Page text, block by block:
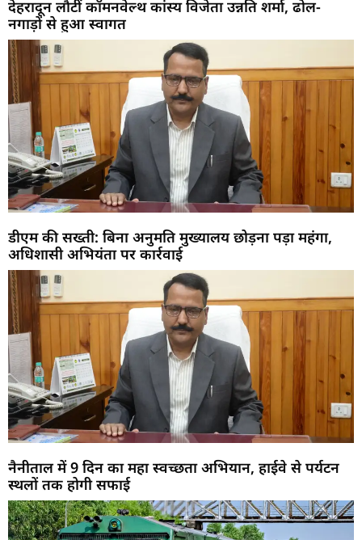
देहरादून लौटीं कॉमनवेल्थ कांस्य विजेता उन्नति शर्मा, ढोल-
नगाड़ों से हुआ स्वागत
डीएम की सख्ती: बिना अनुमति मुख्यालय छोड़ना पड़ा महंगा,
अधिशासी अभियंता पर कार्रवाई
नैनीताल में 9 दिन का महा स्वच्छता अभियान, हाईवे से पर्यटन
स्थलों तक होगी सफाई